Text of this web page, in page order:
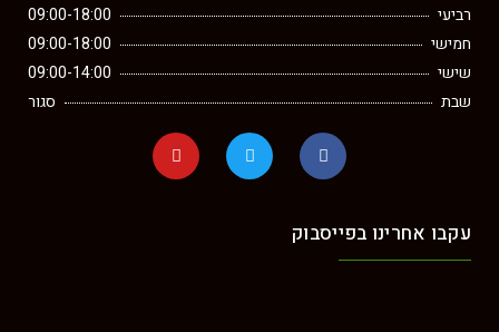
רביעי
09:00-18:00
חמישי
09:00-18:00
שישי
09:00-14:00
שבת
סגור
עקבו אחרינו בפייסבוק